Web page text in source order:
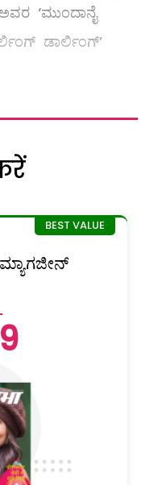
‘ಮುಂದಾನೈ
ಡಾರ್ಲಿಂಗ್’